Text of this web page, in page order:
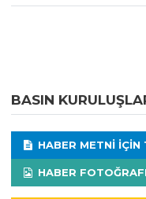
BASIN
HABER METNI IÇIN
HABER